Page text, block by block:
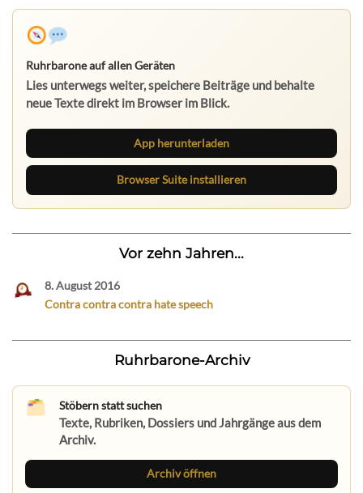
Ruhrbarone auf allen Geräten
Lies unterwegs weiter, speichere Beiträge und behalte
neue Texte direkt im Browser im Blick.
App herunterladen
Browser Suite installieren
Vor zehn Jahren...
8. August 2016
Contra contra contra hate speech
Ruhrbarone-Archiv
Stöbern statt suchen
Texte, Rubriken, Dossiers und Jahrgänge aus dem
Archiv.
Archiv öffnen